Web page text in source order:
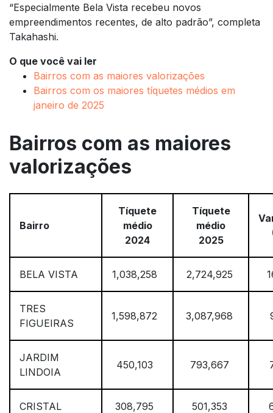
“Especialmente Bela Vista recebeu novos
empreendimentos recentes, de alto padrão”, completa
Takahashi.
O que você vai ler
Bairros com as maiores valorizações
Bairros com os maiores tíquetes médios em
janeiro de 2025
Bairros com as maiores
valorizações
Bairro
Tíquete
médio
2024
Tíquete
médio
2025
BELA VISTA 1,038,258 2,724,925
TRES
FIGUEIRAS
1,598,872 3,087,968
JARDIM
LINDOIA
450,103 793,667
CRISTAL 308,795 501,353